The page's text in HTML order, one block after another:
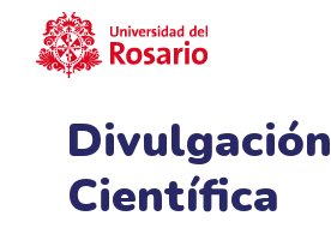
Divulgación
Científica